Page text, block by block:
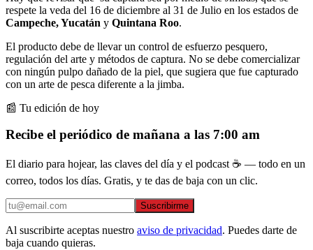
respete la veda del 16 de diciembre al 31 de Julio en los estados de
Campeche, Yucatán y Quintana Roo.
El producto debe de llevar un control de esfuerzo pesquero,
regulación del arte y métodos de captura. No se debe comercializar
con ningún pulpo dañado de la piel, que sugiera que fue capturado
con un arte de pesca diferente a la jimba.
📰 Tu edición de hoy
Recibe el periódico de mañana a las 7:00 am
El diario para hojear, las claves del día y el podcast ☕ — todo en un
correo, todos los días. Gratis, y te das de baja con un clic.
Suscribirme
Al suscribirte aceptas nuestro aviso de privacidad. Puedes darte de
baja cuando quieras.